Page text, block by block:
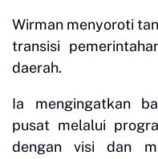
Wirman menyoroti
transisi
daerah.
Ia mengingatkan
pusat melalui
dengan visi dan